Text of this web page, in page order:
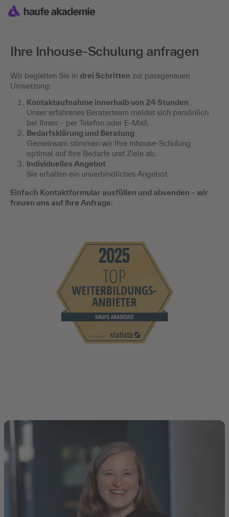
Ihre Inhouse-Schulung anfragen
Wir begleiten Sie in drei Schritten zur passgenauen
Umsetzung:
Kontaktaufnahme innerhalb von 24 Stunden
Unser erfahrenes Beraterteam meldet sich persönlich
bei Ihnen – per Telefon oder E-Mail.
Bedarfsklärung und Beratung
Gemeinsam stimmen wir Ihre Inhouse-Schulung
optimal auf Ihre Bedarfe und Ziele ab.
Individuelles Angebot
Sie erhalten ein unverbindliches Angebot.
Einfach Kontaktformular ausfüllen und absenden – wir
freuen uns auf Ihre Anfrage.